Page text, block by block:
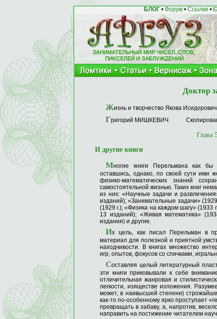
БЛОГ• Форум• Ссылки •
Доктор
Жизнь и творчество Якова
Григорий МИШКЕВИЧ
Глава
И другие книги
Многие книги Перельмана как бы
оставшись, однако, по своей сути ими
физико-математических знаний
самостоятельной жизнью. Таких книг
из них: «Научные задачи и
изданий); «Занимательные задачи»
(1929 г.); «Физика на каждом шагу» (1933
13 изданий); «Живая математика»
издания) и другие.
Их цель, как писал Перельман в
материал для полезной и приятной
находчивости. В книгах множество
игр, опытов, фокусов со спичками,
Составляя целый литературный
эти книги приковывали к себе
отличительная жанровая и
легкости, изяществе изложения.
может, в наивысшей степени)
как-то по-особенному ярко проступает
превращать в забаву, а, напротив,
направить на постижение читателем